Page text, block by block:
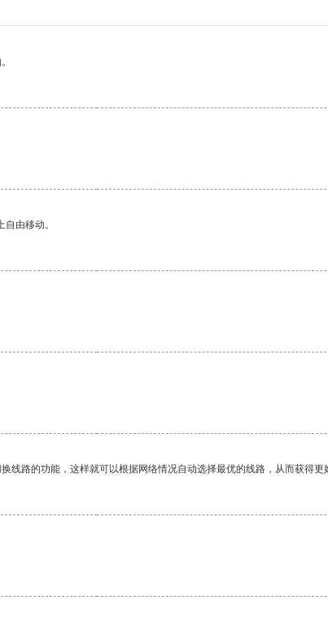
由移动。
路的功能，这样就可以根据网络情况自动选择最优的线路，从而获得更